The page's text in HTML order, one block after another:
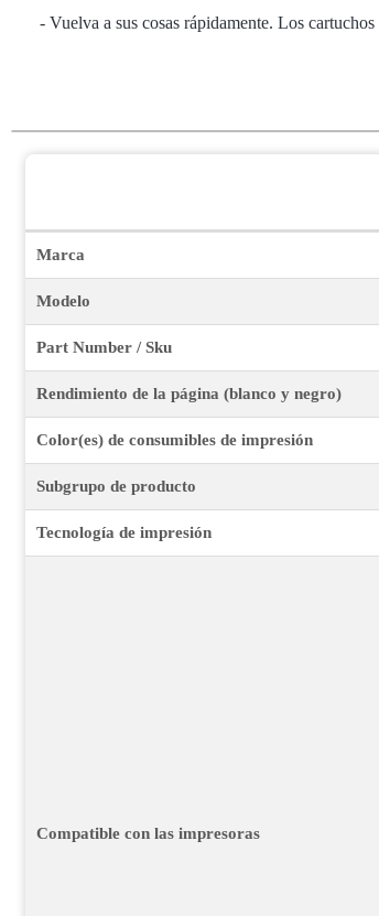
- Vuelva a sus cosas rápidamente. Los
Marca
Modelo
Part Number / Sku
Rendimiento de la página (blanco y negro)
Color(es) de consumibles de impresión
Subgrupo de producto
Tecnología de impresión
Compatible con las impresoras